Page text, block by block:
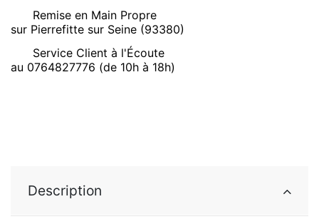
Remise en Main Propre
sur Pierrefitte sur Seine (93380)
Service Client à l'Écoute
au 0764827776 (de 10h à 18h)
Description